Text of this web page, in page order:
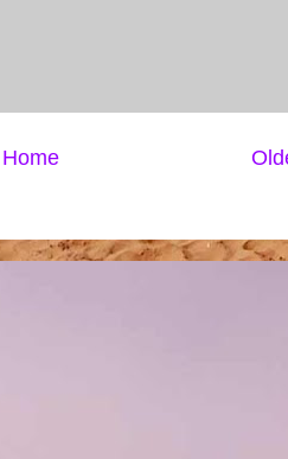
Home